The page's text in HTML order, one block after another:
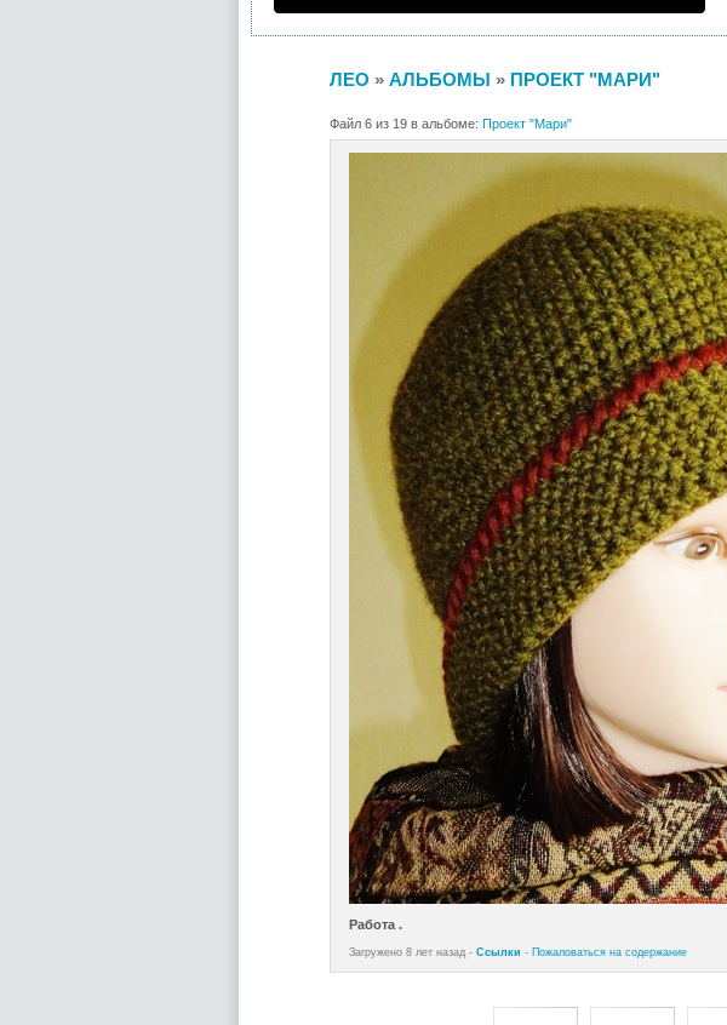
ЛЕО » АЛЬБОМЫ » ПРОЕКТ "МАРИ"
Файл 6 из 19 в альбоме: Проект "Мари"
Работа .
Загружено 8 лет назад - Ссылки - Пожаловаться на содержание